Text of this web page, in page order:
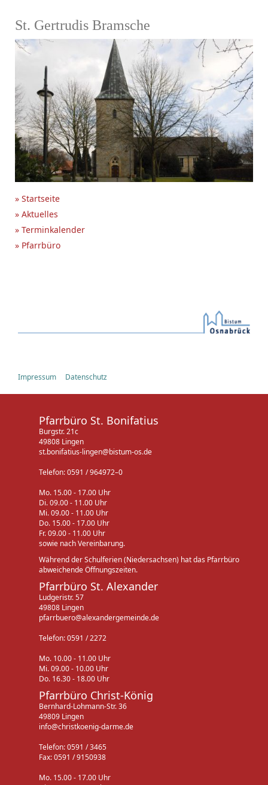
St. Gertrudis Bramsche
» Startseite
» Aktuelles
» Terminkalender
» Pfarrbüro
Impressum Datenschutz
Pfarrbüro St. Bonifatius
Burgstr. 21c
49808 Lingen
st.bonifatius-lingen@bistum-os.de
Telefon: 0591 / 964972–0
Mo. 15.00 - 17.00 Uhr
Di. 09.00 - 11.00 Uhr
Mi. 09.00 - 11.00 Uhr
Do. 15.00 - 17.00 Uhr
Fr. 09.00 - 11.00 Uhr
sowie nach Vereinbarung.
Während der Schulferien (Niedersachsen) hat das Pfarrbüro
abweichende Öffnungszeiten.
Pfarrbüro St. Alexander
Ludgeristr. 57
49808 Lingen
pfarrbuero@alexandergemeinde.de
Telefon: 0591 / 2272
Mo. 10.00 - 11.00 Uhr
Mi. 09.00 - 10.00 Uhr
Do. 16.30 - 18.00 Uhr
Pfarrbüro Christ-König
Bernhard-Lohmann-Str. 36
49809 Lingen
info@christkoenig-darme.de
Telefon: 0591 / 3465
Fax: 0591 / 9150938
Mo. 15.00 - 17.00 Uhr